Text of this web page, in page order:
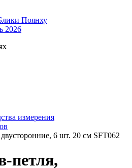
измерения
6 шт. 20 см SFT062
петля,